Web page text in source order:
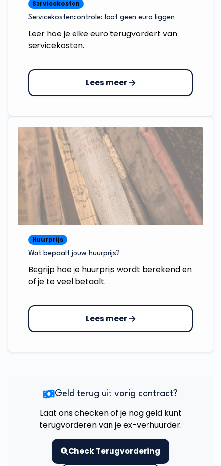
Servicekosten
Servicekostencontrole: laat geen euro liggen
Leer hoe je elke euro terugvordert van
servicekosten.
Lees meer
Huurprijs
Wat bepaalt jouw huurprijs?
Begrijp hoe je huurprijs wordt berekend en
of je te veel betaalt.
Lees meer
Geld terug uit vorig contract?
Laat ons checken of je nog geld kunt
terugvorderen van je ex-verhuurder.
Check Terugvordering